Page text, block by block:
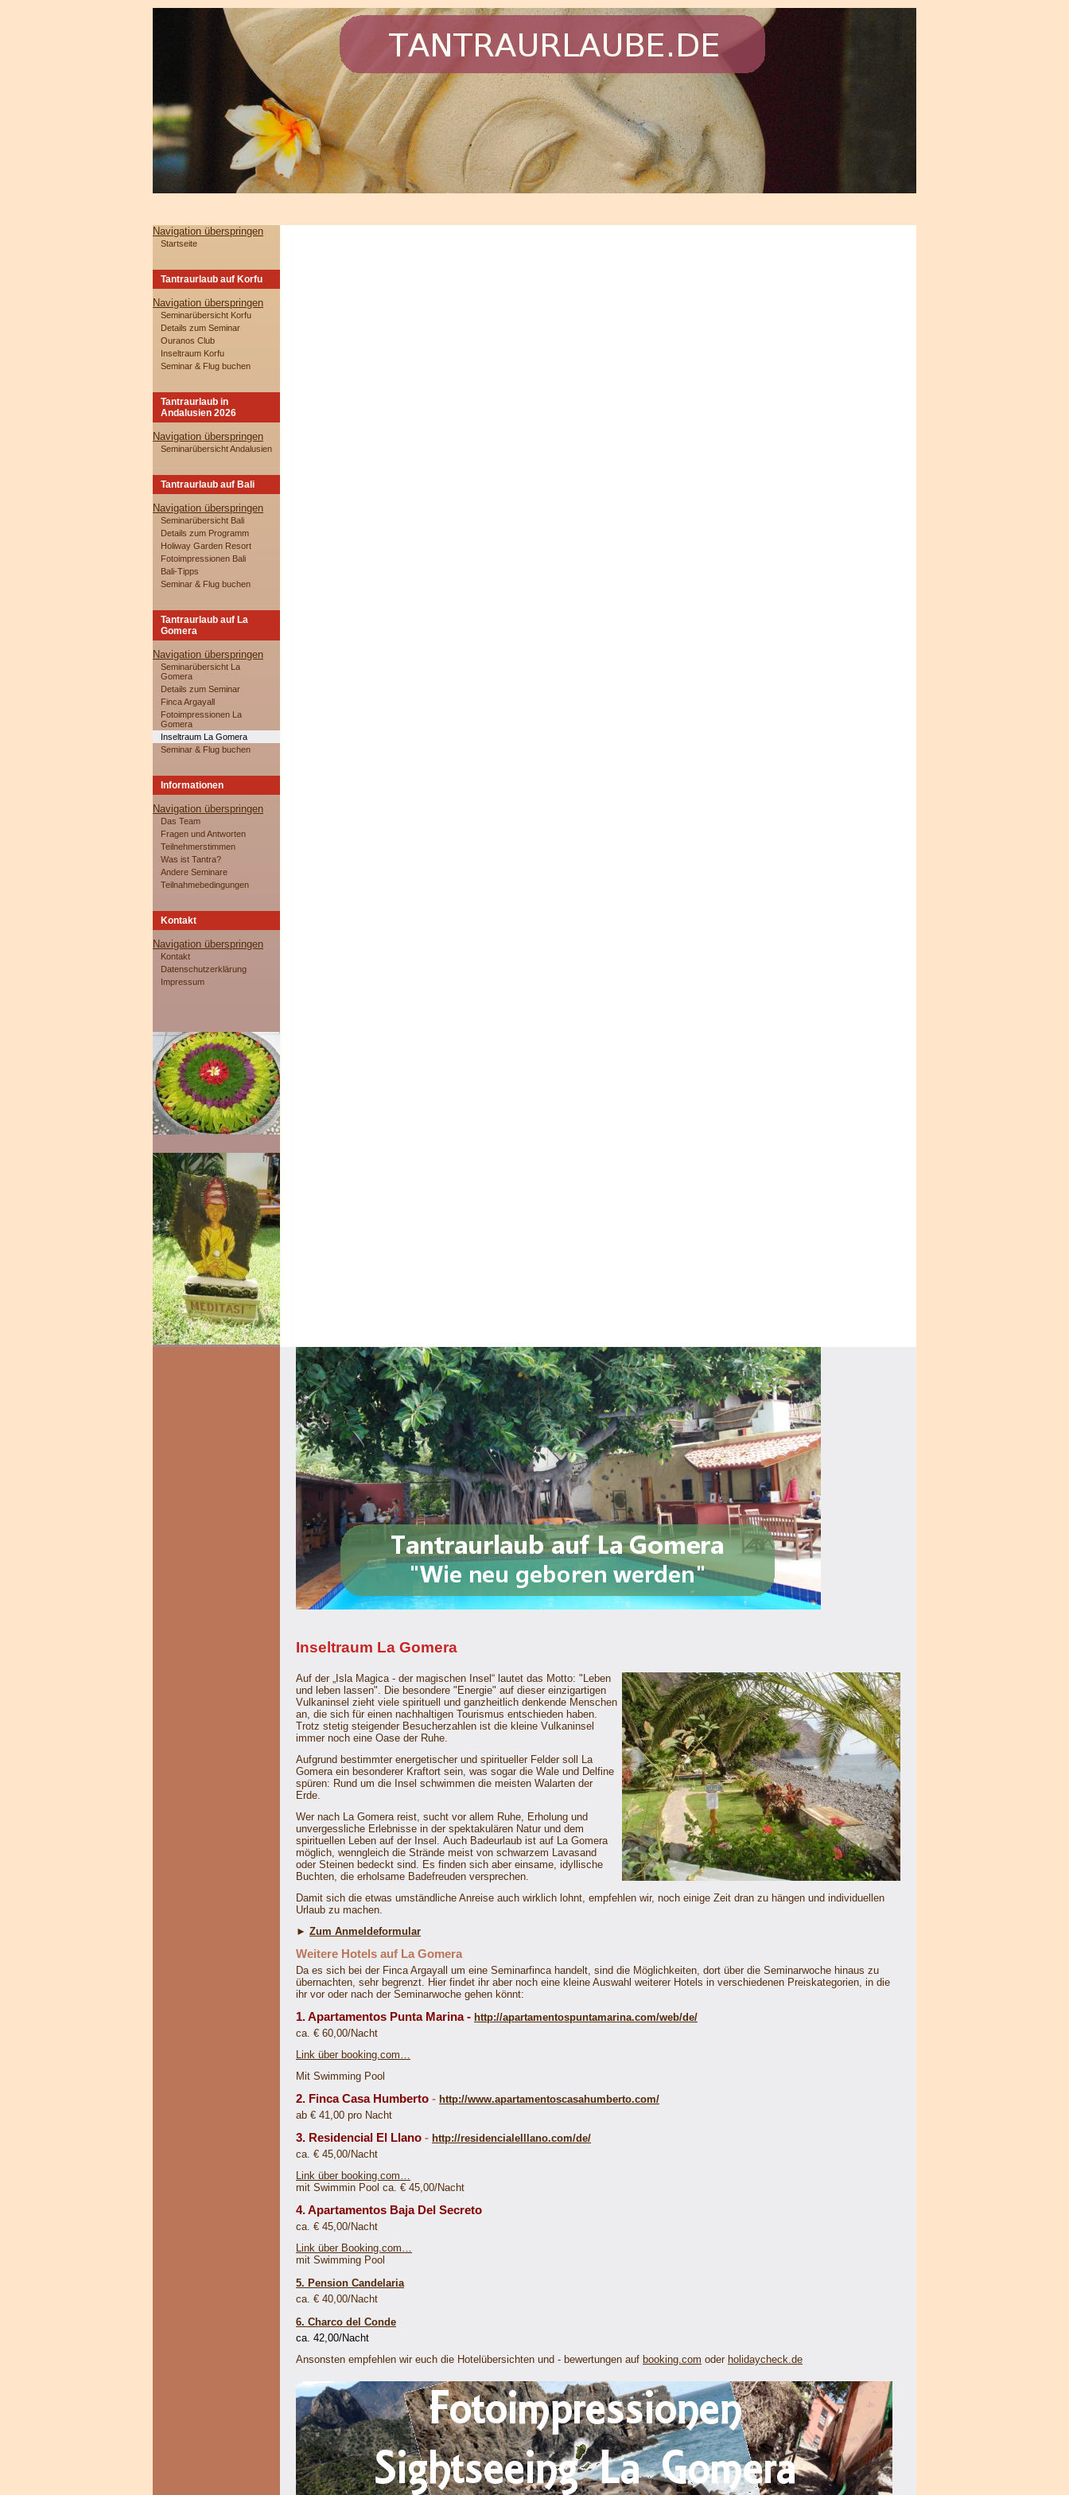
Navigation überspringen
Startseite
Tantraurlaub auf Korfu
Navigation überspringen
Seminarübersicht Korfu
Details zum Seminar
Ouranos Club
Inseltraum Korfu
Seminar & Flug buchen
Tantraurlaub in
Andalusien 2026
Navigation überspringen
Seminarübersicht Andalusien
Tantraurlaub auf Bali
Navigation überspringen
Seminarübersicht Bali
Details zum Programm
Holiway Garden Resort
Fotoimpressionen Bali
Bali-Tipps
Seminar & Flug buchen
Tantraurlaub auf La
Gomera
Navigation überspringen
Seminarübersicht La
Gomera
Details zum Seminar
Finca Argayall
Fotoimpressionen La
Gomera
Inseltraum La Gomera
Seminar & Flug buchen
Informationen
Navigation überspringen
Das Team
Fragen und Antworten
Teilnehmerstimmen
Was ist Tantra?
Andere Seminare
Teilnahmebedingungen
Kontakt
Navigation überspringen
Kontakt
Datenschutzerklärung
Impressum
Inseltraum La Gomera
Auf der „Isla Magica - der magischen Insel“ lautet das Motto: "Leben
und leben lassen". Die besondere "Energie" auf dieser einzigartigen
Vulkaninsel zieht viele spirituell und ganzheitlich denkende Menschen
an, die sich für einen nachhaltigen Tourismus entschieden haben.
Trotz stetig steigender Besucherzahlen ist die kleine Vulkaninsel
immer noch eine Oase der Ruhe.
Aufgrund bestimmter energetischer und spiritueller Felder soll La
Gomera ein besonderer Kraftort sein, was sogar die Wale und Delfine
spüren: Rund um die Insel schwimmen die meisten Walarten der
Erde.
Wer nach La Gomera reist, sucht vor allem Ruhe, Erholung und
unvergessliche Erlebnisse in der spektakulären Natur und dem
spirituellen Leben auf der Insel. Auch Badeurlaub ist auf La Gomera
möglich, wenngleich die Strände meist von schwarzem Lavasand
oder Steinen bedeckt sind. Es finden sich aber einsame, idyllische
Buchten, die erholsame Badefreuden versprechen.
Damit sich die etwas umständliche Anreise auch wirklich lohnt, empfehlen wir, noch einige Zeit dran zu hängen und individuellen
Urlaub zu machen.
► Zum Anmeldeformular
Weitere Hotels auf La Gomera
Da es sich bei der Finca Argayall um eine Seminarfinca handelt, sind die Möglichkeiten, dort über die Seminarwoche hinaus zu
übernachten, sehr begrenzt. Hier findet ihr aber noch eine kleine Auswahl weiterer Hotels in verschiedenen Preiskategorien, in die
ihr vor oder nach der Seminarwoche gehen könnt:
1. Apartamentos Punta Marina - http://apartamentospuntamarina.com/web/de/
ca. € 60,00/Nacht
Link über booking.com…
Mit Swimming Pool
2. Finca Casa Humberto - http://www.apartamentoscasahumberto.com/
ab € 41,00 pro Nacht
3. Residencial El Llano - http://residencialelllano.com/de/
ca. € 45,00/Nacht
Link über booking.com…
mit Swimmin Pool ca. € 45,00/Nacht
4. Apartamentos Baja Del Secreto
ca. € 45,00/Nacht
Link über Booking.com…
mit Swimming Pool
5. Pension Candelaria
ca. € 40,00/Nacht
6. Charco del Conde
ca. 42,00/Nacht
Ansonsten empfehlen wir euch die Hotelübersichten und - bewertungen auf booking.com oder holidaycheck.de